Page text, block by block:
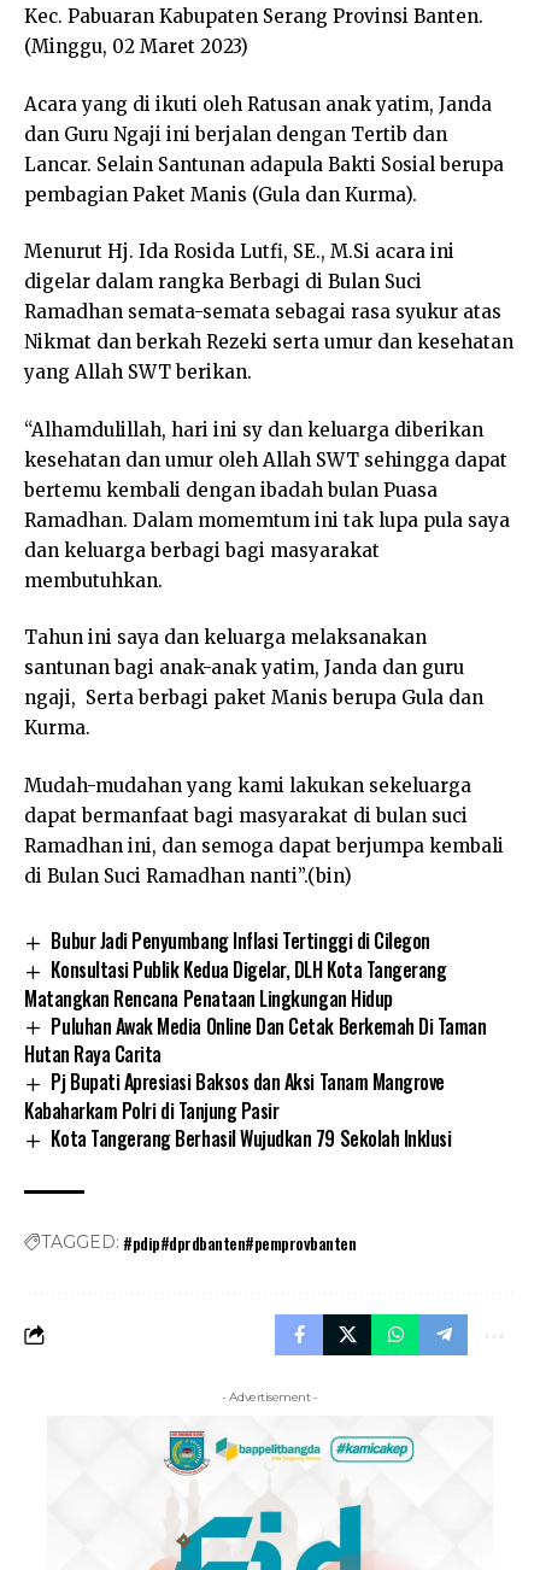
Kec. Pabuaran Kabupaten Serang Provinsi Banten.
(Minggu, 02 Maret 2023)
Acara yang di ikuti oleh Ratusan anak yatim, Janda
dan Guru Ngaji ini berjalan dengan Tertib dan
Lancar. Selain Santunan adapula Bakti Sosial berupa
pembagian Paket Manis (Gula dan Kurma).
Menurut Hj. Ida Rosida Lutfi, SE., M.Si acara ini
digelar dalam rangka Berbagi di Bulan Suci
Ramadhan semata-semata sebagai rasa syukur atas
Nikmat dan berkah Rezeki serta umur dan kesehatan
yang Allah SWT berikan.
“Alhamdulillah, hari ini sy dan keluarga diberikan
kesehatan dan umur oleh Allah SWT sehingga dapat
bertemu kembali dengan ibadah bulan Puasa
Ramadhan. Dalam momemtum ini tak lupa pula saya
dan keluarga berbagi bagi masyarakat
membutuhkan.
Tahun ini saya dan keluarga melaksanakan
santunan bagi anak-anak yatim, Janda dan guru
ngaji, Serta berbagi paket Manis berupa Gula dan
Kurma.
Mudah-mudahan yang kami lakukan sekeluarga
dapat bermanfaat bagi masyarakat di bulan suci
Ramadhan ini, dan semoga dapat berjumpa kembali
di Bulan Suci Ramadhan nanti”.(bin)
Bubur Jadi Penyumbang Inflasi Tertinggi di Cilegon
Konsultasi Publik Kedua Digelar, DLH Kota Tangerang
Matangkan Rencana Penataan Lingkungan Hidup
Puluhan Awak Media Online Dan Cetak Berkemah Di Taman
Hutan Raya Carita
Pj Bupati Apresiasi Baksos dan Aksi Tanam Mangrove
Kabaharkam Polri di Tanjung Pasir
Kota Tangerang Berhasil Wujudkan 79 Sekolah Inklusi
TAGGED: #pdip#dprdbanten#pemprovbanten
- Advertisement -